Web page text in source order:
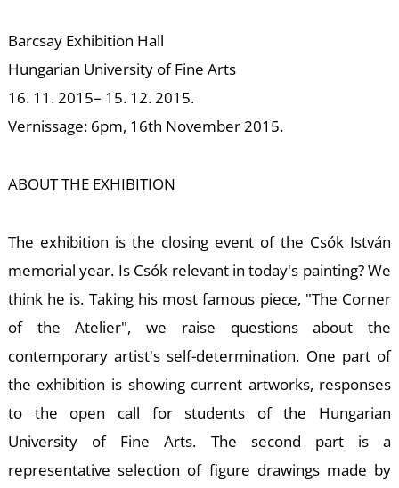
Barcsay Exhibition Hall
Hungarian University of Fine Arts
16. 11. 2015– 15. 12. 2015.
Vernissage: 6pm, 16th November 2015.
ABOUT THE EXHIBITION
The exhibition is the closing event of the Csók István
memorial year. Is Csók relevant in today's painting? We
think he is. Taking his most famous piece, "The Corner
of the Atelier", we raise questions about the
contemporary artist's self-determination. One part of
the exhibition is showing current artworks, responses
to the open call for students of the Hungarian
University of Fine Arts. The second part is a
representative selection of figure drawings made by